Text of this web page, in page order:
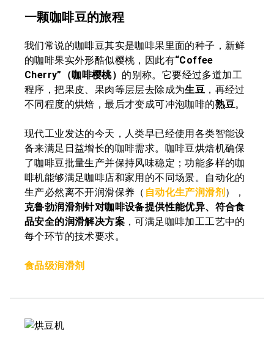
一颗咖啡豆的旅程
我们常说的咖啡豆其实是咖啡果里面的种子，新鲜
的咖啡果实外形酷似樱桃，因此有“Coffee
Cherry”（咖啡樱桃） 的别称。它要经过多道加工
程序，把果皮、果肉等层层去除成为生豆 ，再经过
不同程度的烘焙，最后才变成可冲泡咖啡的熟豆。
现代工业发达的今天，人类早已经使用各类智能设
备来满足日益增长的咖啡需求。咖啡豆烘焙机确保
了咖啡豆批量生产并保持风味稳定；功能多样的咖
啡机能够满足咖啡店和家用的不同场景。自动化的
生产必然离不开润滑保养（ 自动化生产润滑剂 ），
克鲁勃润滑剂针对咖啡设备提供性能优异、符合食
品安全的润滑解决方案 ，可满足咖啡加工工艺中的
每个环节的技术要求。
食品级润滑剂